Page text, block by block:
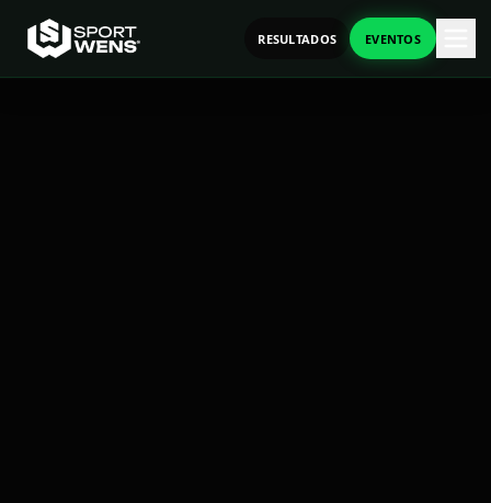
RESULTADOS EVENTOS